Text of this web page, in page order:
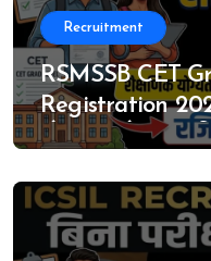
Recruitment
RSMSSB CET
Registration
ग्रेजुएशन लेवल का